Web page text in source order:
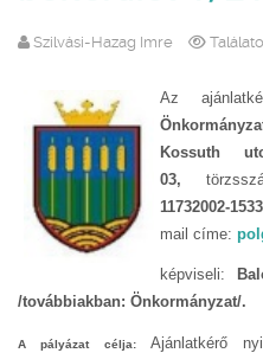
Szilvási-Hazag Imre
Az
Kossuth
03,
11732002-
mail címe:
képviseli:
/továbbiakban: Önkormányzat/.
A pályázat célja:Ajánlatkérő